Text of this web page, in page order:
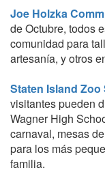
Joe Holzka
de Octubre, todos
comunidad para
artesanía, y otros
Staten Island
visitantes pueden
Wagner High
carnaval, mesas
para los más
familia.